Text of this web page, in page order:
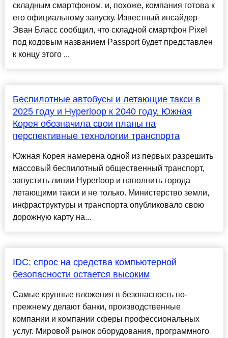
складным смартфоном, и, похоже, компания готова к
его официальному запуску. Известный инсайдер
Эван Бласс сообщил, что складной смартфон Pixel
под кодовым названием Passport будет представлен
к концу этого ...
Беспилотные автобусы и летающие такси в
2025 году и Hyperloop к 2040 году. Южная
Корея обозначила свои планы на
перспективные технологии транспорта
Южная Корея намерена одной из первых разрешить
массовый беспилотный общественный транспорт,
запустить линии Hyperloop и наполнить города
летающими такси и не только. Министерство земли,
инфраструктуры и транспорта опубликовало свою
дорожную карту на...
IDC: спрос на средства компьютерной
безопасности остается высоким
Самые крупные вложения в безопасность по-
прежнему делают банки, производственные
компании и компании сферы профессиональных
услуг. Мировой рынок оборудования, программного